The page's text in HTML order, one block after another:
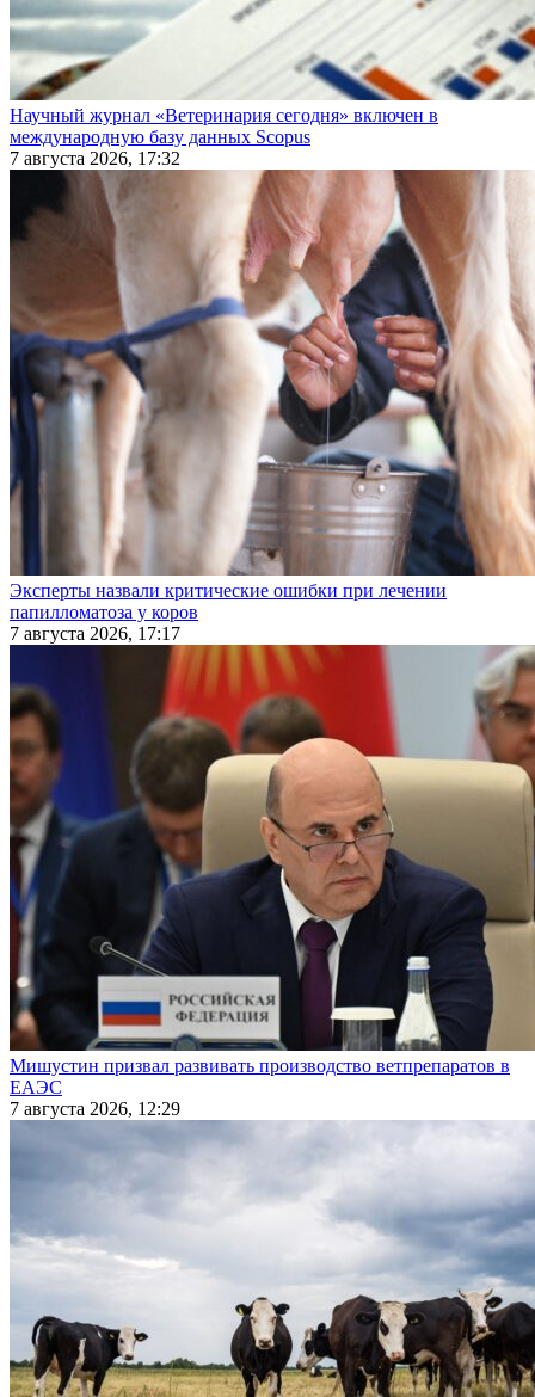
Научный журнал «Ветеринария сегодня» включен в
международную базу данных Scopus
7 августа 2026, 17:32
Эксперты назвали критические ошибки при лечении
папилломатоза у коров
7 августа 2026, 17:17
Мишустин призвал развивать производство ветпрепаратов в
ЕАЭС
7 августа 2026, 12:29